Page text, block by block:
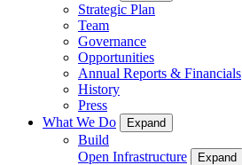
Strategic Plan
Team
Governance
Opportunities
Annual Reports & Financials
History
Press
What We Do
Expand
Build
Open Infrastructure
Expand